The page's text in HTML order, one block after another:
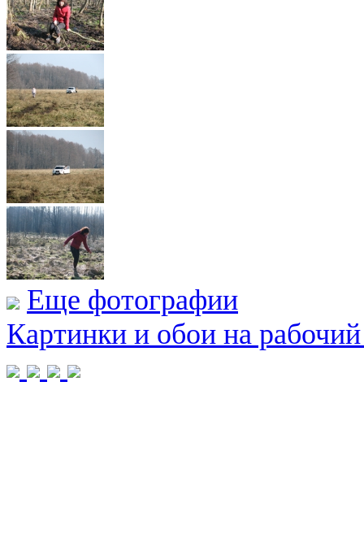
Еще фотографии
Картинки и обои на